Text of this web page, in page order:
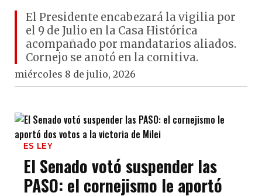
El Presidente encabezará la vigilia por
el 9 de Julio en la Casa Histórica
acompañado por mandatarios aliados.
Cornejo se anotó en la comitiva.
miércoles 8 de julio, 2026
ES LEY
El Senado votó suspender las
PASO: el cornejismo le aportó